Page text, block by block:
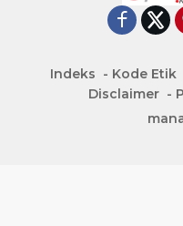
Indeks Kode Etik
Disclaimer